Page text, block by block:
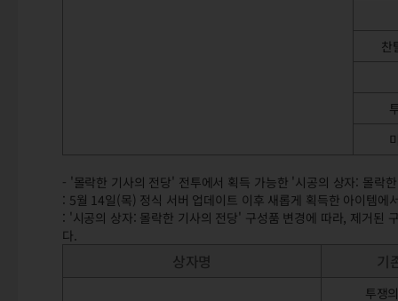
찬
- '몰락한 기사의 전당' 전투에서 획득 가능한 '시공의 상자: 몰락
: 5월 14일(목) 정식 서버 업데이트 이후 새롭게 획득한 아이템에
: '시공의 상자: 몰락한 기사의 전당' 구성품 변경에 따라, 제거된
다.
상자명 기
투쟁